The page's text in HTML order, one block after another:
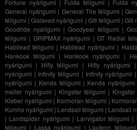
Fortune nyárigumi | Fulda téligumi | Fulda
General nyárigumi | General Tire téligumi |
téligumi |Gislaved nyárigumi | Giti téligumi |Giti
Goodride nyárigumi | Goodyear téligumi |
téligumi | GRIPMAX nyárigumi |GT Radial
Habilead téligumi | Habilead nyárigumi |
Hankook téligumi | Hankook nyárigumi |
nyárigumi | Hifly téligumi | Hifly nyárigumi |
nyárigumi | Infinity téligumi | Infinity nyárigumi |
nyárigumi | Kenda téligumi | Kenda nyárigumi
meiler nyárigumi | Kingstar téligumi |
Kleber nyárigumi | Kormoran téligumi |
Kumho nyárigumi | Landsail téligumi | Landsail
| Landspider nyárigumi | Lanvigator téligumi |
téligumi | Lassa nyárigumi | Laufenn téligumi